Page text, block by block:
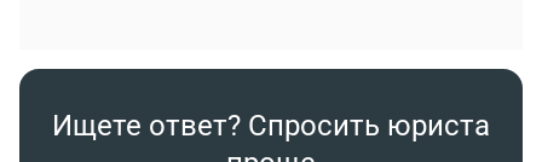
Ищете ответ? Спросить юриста